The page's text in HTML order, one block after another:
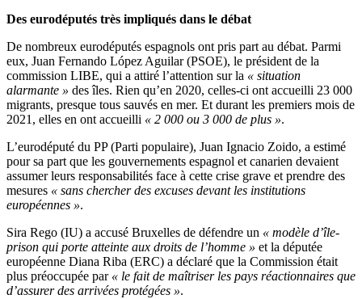
Des eurodéputés très impliqués dans le débat
De nombreux eurodéputés espagnols ont pris part au débat. Parmi
eux, Juan Fernando López Aguilar (PSOE), le président de la
commission LIBE, qui a attiré l’attention sur la « situation
alarmante » des îles. Rien qu’en 2020, celles-ci ont accueilli 23 000
migrants, presque tous sauvés en mer. Et durant les premiers mois de
2021, elles en ont accueilli « 2 000 ou 3 000 de plus ».
L’eurodéputé du PP (Parti populaire), Juan Ignacio Zoido, a estimé
pour sa part que les gouvernements espagnol et canarien devaient
assumer leurs responsabilités face à cette crise grave et prendre des
mesures « sans chercher des excuses devant les institutions
européennes ».
Sira Rego (IU) a accusé Bruxelles de défendre un « modèle d’île-
prison qui porte atteinte aux droits de l’homme » et la députée
européenne Diana Riba (ERC) a déclaré que la Commission était
plus préoccupée par « le fait de maîtriser les pays réactionnaires que
d’assurer des arrivées protégées ».